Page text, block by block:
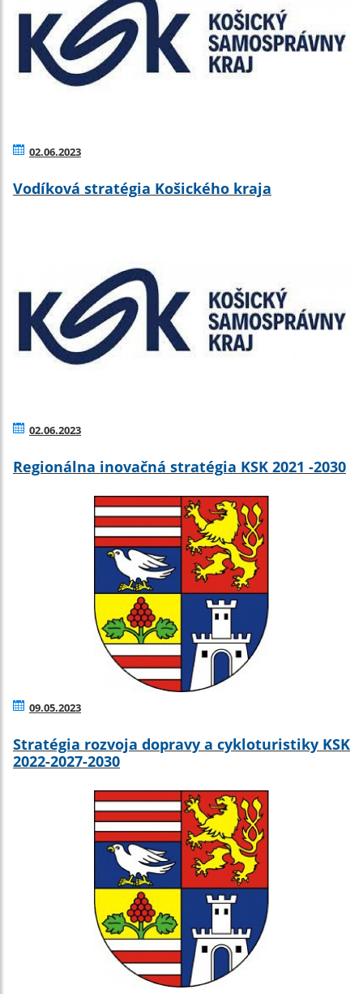
02.06.2023
Vodíková stratégia Košického kraja
02.06.2023
Regionálna inovačná stratégia KSK 2021 -2030
09.05.2023
Stratégia rozvoja dopravy a cykloturistiky KSK
2022-2027-2030